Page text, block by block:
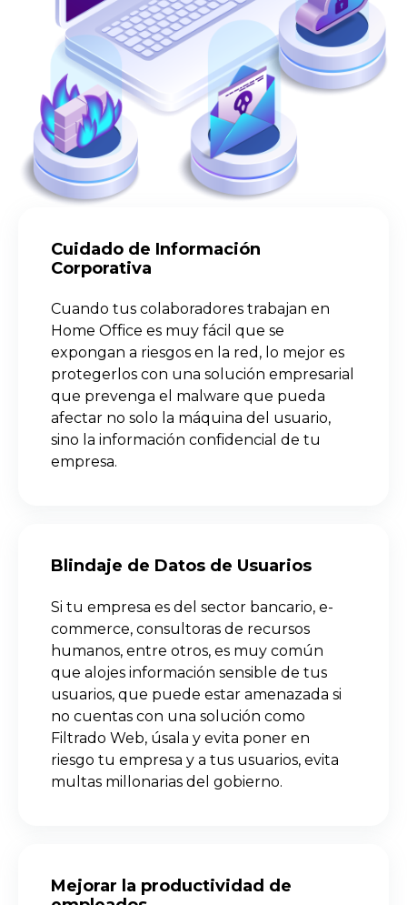
Cuidado de Información
Corporativa
Cuando tus colaboradores trabajan en
Home Office es muy fácil que se
expongan a riesgos en la red, lo mejor es
protegerlos con una solución empresarial
que prevenga el malware que pueda
afectar no solo la máquina del usuario,
sino la información confidencial de tu
empresa.
Blindaje de Datos de Usuarios
Si tu empresa es del sector bancario, e-
commerce, consultoras de recursos
humanos, entre otros, es muy común
que alojes información sensible de tus
usuarios, que puede estar amenazada si
no cuentas con una solución como
Filtrado Web, úsala y evita poner en
riesgo tu empresa y a tus usuarios, evita
multas millonarias del gobierno.
Mejorar la productividad de